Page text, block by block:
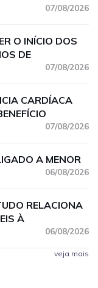
07/08/2026
O INÍCIO DOS
DE
07/08/2026
CARDÍACA
07/08/2026
A MENOR
06/08/2026
RELACIONA
À
06/08/2026
veja mais